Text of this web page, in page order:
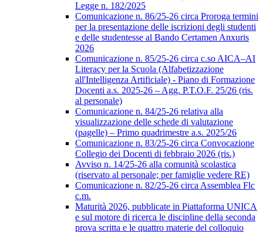
Legge n. 182/2025
Comunicazione n. 86/25-26 circa Proroga termini
per la presentazione delle iscrizioni degli studenti
e delle studentesse al Bando Certamen Anxuris
2026
Comunicazione n. 85/25-26 circa c.so AICA–AI
Literacy per la Scuola (Alfabetizzazione
all'Intelligenza Artificiale) - Piano di Formazione
Docenti a.s. 2025-26 – Agg. P.T.O.F. 25/26 (ris.
al personale)
Comunicazione n. 84/25-26 relativa alla
visualizzazione delle schede di valutazione
(pagelle) – Primo quadrimestre a.s. 2025/26
Comunicazione n. 83/25-26 circa Convocazione
Collegio dei Docenti di febbraio 2026 (ris.)
Avviso n. 14/25-26 alla comunità scolastica
(riservato al personale; per famiglie vedere RE)
Comunicazione n. 82/25-26 circa Assemblea Flc
c.m.
Maturità 2026, pubblicate in Piattaforma UNICA
e sul motore di ricerca le discipline della seconda
prova scritta e le quattro materie del colloquio